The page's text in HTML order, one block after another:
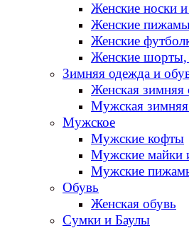
Женские носки
Женские
Женские
Женские
Зимняя одежда и
Женская зимняя
Мужская
Мужское
Мужские кофты
Мужские майки
Мужские
Обувь
Женская обувь
Сумки и Баулы